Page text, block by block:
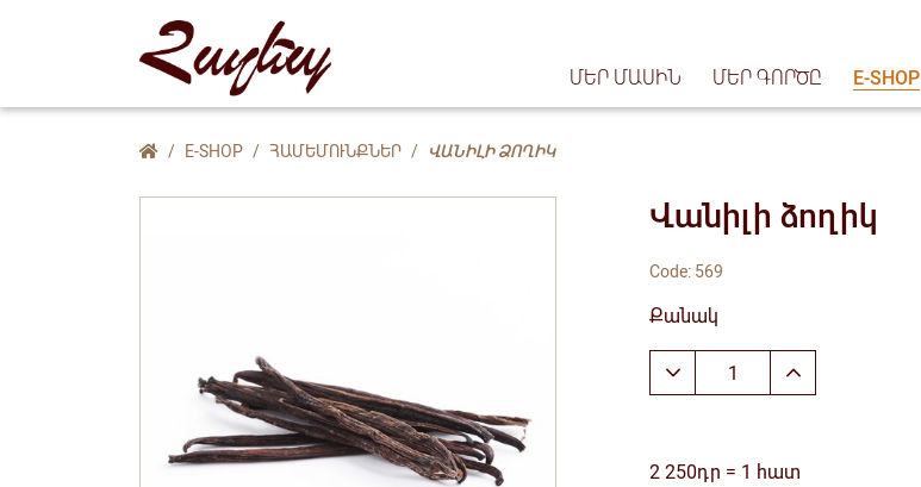
ՄԵՐ ՄԱՍԻՆ ՄԵՐ ԳՈՐԾԸ E-SHOP
E-SHOP ՀԱՄԵՄՈՒՆՔՆԵՐ ՎԱՆԻԼԻ ՁՈՂԻԿ
Վանիլի ձողիկ
Code: 569
Քանակ
2 250դր = 1 հատ